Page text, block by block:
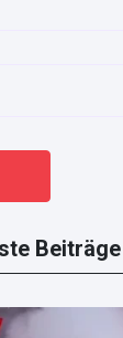
Beiträge